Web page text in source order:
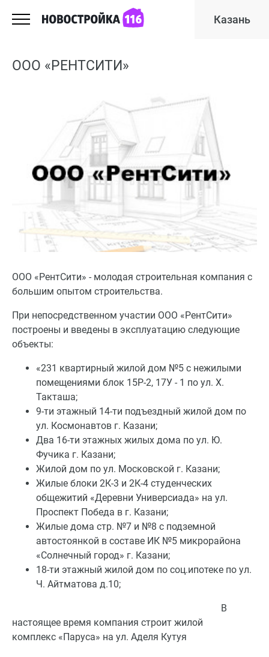
Казань
ООО «РЕНТСИТИ»
ООО «РентСити» - молодая строительная компания с
большим опытом строительства.
При непосредственном участии ООО «РентСити»
построены и введены в эксплуатацию следующие
объекты:
«231 квартирный жилой дом №5 с нежилыми
помещениями блок 15Р-2, 17У - 1 по ул. Х.
Такташа;
9-ти этажный 14-ти подъездный жилой дом по
ул. Космонавтов г. Казани;
Два 16-ти этажных жилых дома по ул. Ю.
Фучика г. Казани;
Жилой дом по ул. Московской г. Казани;
Жилые блоки 2К-3 и 2К-4 студенческих
общежитий «Деревни Универсиада» на ул.
Проспект Победа в г. Казани;
Жилые дома стр. №7 и №8 с подземной
автостоянкой в составе ИК №5 микрорайона
«Солнечный город» г. Казани;
18-ти этажный жилой дом по соц.ипотеке по ул.
Ч. Айтматова д.10;
В
настоящее время компания строит жилой
комплекс «Паруса» на ул. Аделя Кутуя